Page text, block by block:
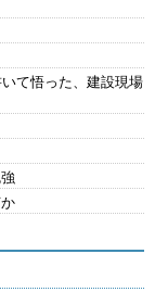
て悟った、建設現場